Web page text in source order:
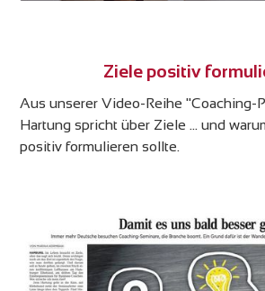
Ziele positiv
Aus unserer Video-Reihe "Coaching-
Hartung spricht über Ziele ... und
positiv formulieren sollte.